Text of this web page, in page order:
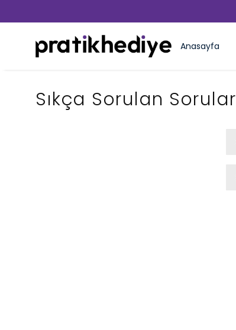
Anasayfa
Sıkça Sorulan Sorular